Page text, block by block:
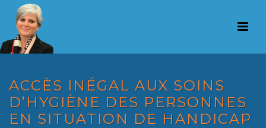
ACCÈS INÉGAL AUX SOINS
D’HYGIÈNE DES PERSONNES
EN SITUATION DE HANDICAP